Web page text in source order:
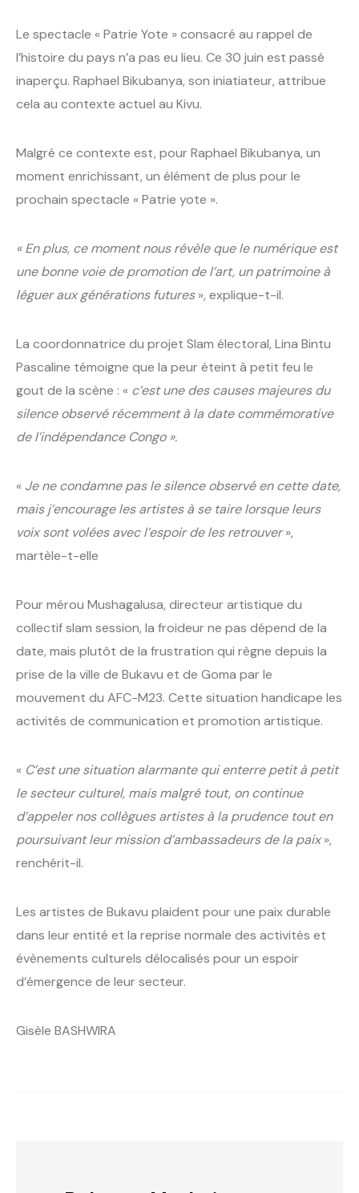
Le spectacle « Patrie Yote » consacré au rappel de
l’histoire du pays n’a pas eu lieu. Ce 30 juin est passé
inaperçu. Raphael Bikubanya, son iniatiateur, attribue
cela au contexte actuel au Kivu.
Malgré ce contexte est, pour Raphael Bikubanya, un
moment enrichissant, un élément de plus pour le
prochain spectacle « Patrie yote ».
« En plus, ce moment nous révèle que le numérique est
une bonne voie de promotion de l’art, un patrimoine à
léguer aux générations futures», explique-t-il.
La coordonnatrice du projet Slam électoral, Lina Bintu
Pascaline témoigne que la peur éteint à petit feu le
gout de la scène : « c’est une des causes majeures du
silence observé récemment à la date commémorative
de l’indépendance Congo ».
« Je ne condamne pas le silence observé en cette date,
mais j’encourage les artistes à se taire lorsque leurs
voix sont volées avec l’espoir de les retrouver»,
martèle-t-elle
Pour mérou Mushagalusa, directeur artistique du
collectif slam session, la froideur ne pas dépend de la
date, mais plutôt de la frustration qui règne depuis la
prise de la ville de Bukavu et de Goma par le
mouvement du AFC-M23. Cette situation handicape les
activités de communication et promotion artistique.
« C’est une situation alarmante qui enterre petit à petit
le secteur culturel, mais malgré tout, on continue
d’appeler nos collègues artistes à la prudence tout en
poursuivant leur mission d’ambassadeurs de la paix»,
renchérit-il.
Les artistes de Bukavu plaident pour une paix durable
dans leur entité et la reprise normale des activités et
évènements culturels délocalisés pour un espoir
d’émergence de leur secteur.
Gisèle BASHWIRA